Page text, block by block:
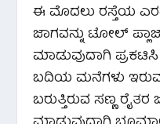
ಈ ಮೊದಲು ರಸ್ತೆಯ
ಜಾಗವನ್ನು ಟೋಲ್
ಮಾಡುವುದಾಗಿ
ಬದಿಯ ಮನೆಗಳು
ಬರುತ್ತಿರುವ ಸಣ್ಣ